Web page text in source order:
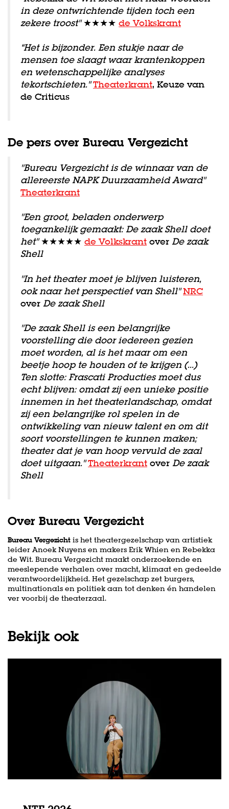
in deze ontwrichtende tijden toch een
zekere troost"★★★★ de Volkskrant
“Het is bijzonder. Een stukje naar de
mensen toe slaagt waar krantenkoppen
en wetenschappelijke analyses
tekortschieten." Theaterkrant, Keuze van
de Criticus
De pers over Bureau Vergezicht
"Bureau Vergezicht is de winnaar van de
allereerste NAPK Duurzaamheid Award"
Theaterkrant
"Een groot, beladen onderwerp
toegankelijk gemaakt: De zaak Shell doet
het"★★★★★ de Volkskrant over De zaak
Shell
"In het theater moet je blijven luisteren,
ook naar het perspectief van Shell"NRC
over De zaak Shell
"De zaak Shell is een belangrijke
voorstelling die door iedereen gezien
moet worden, al is het maar om een
beetje hoop te houden of te krijgen (...)
Ten slotte: Frascati Producties moet dus
echt blijven: omdat zij een unieke positie
innemen in het theaterlandschap, omdat
zij een belangrijke rol spelen in de
ontwikkeling van nieuw talent en om dit
soort voorstellingen te kunnen maken;
theater dat je van hoop vervuld de zaal
doet uitgaan."Theaterkrant over De zaak
Shell
Over Bureau Vergezicht
Bureau Vergezicht is het theatergezelschap van artistiek
leider Anoek Nuyens en makers Erik Whien en Rebekka
de Wit. Bureau Vergezicht maakt onderzoekende en
meeslepende verhalen over macht, klimaat en gedeelde
verantwoordelijkheid. Het gezelschap zet burgers,
multinationals en politiek aan tot denken én handelen
ver voorbij de theaterzaal.
Bekijk ook